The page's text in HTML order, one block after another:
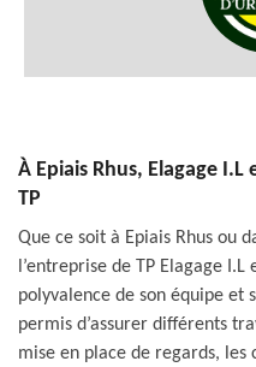
À Epiais Rhus, Elagage
TP
Que ce soit à Epiais Rhus ou
l’entreprise de TP Elagage
polyvalence de son équipe et
permis d’assurer différents
mise en place de regards, les